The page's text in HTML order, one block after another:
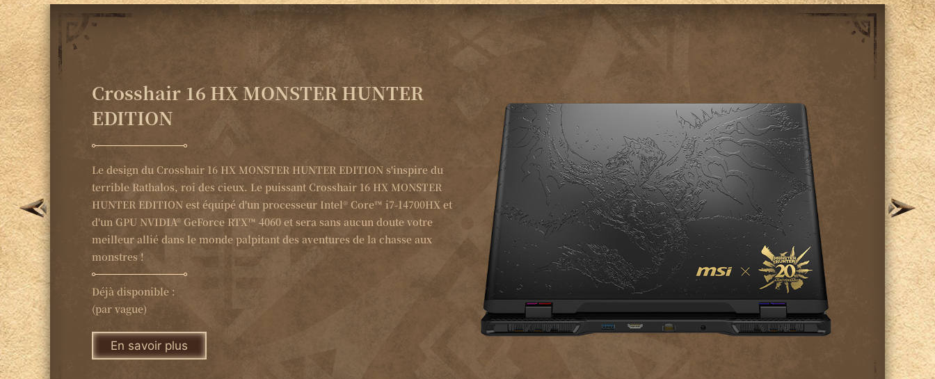
Crosshair 16 HX MONSTER HUNTER
EDITION
Le design du Crosshair 16 HX MONSTER HUNTER EDITION s'inspire du
terrible Rathalos, roi des cieux. Le puissant Crosshair 16 HX MONSTER
HUNTER EDITION est équipé d'un processeur Intel® Core™ i7-14700HX et
d'un GPU NVIDIA® GeForce RTX™ 4060 et sera sans aucun doute votre
meilleur allié dans le monde palpitant des aventures de la chasse aux
monstres !
Déjà disponible :
(par vague)
En savoir plus